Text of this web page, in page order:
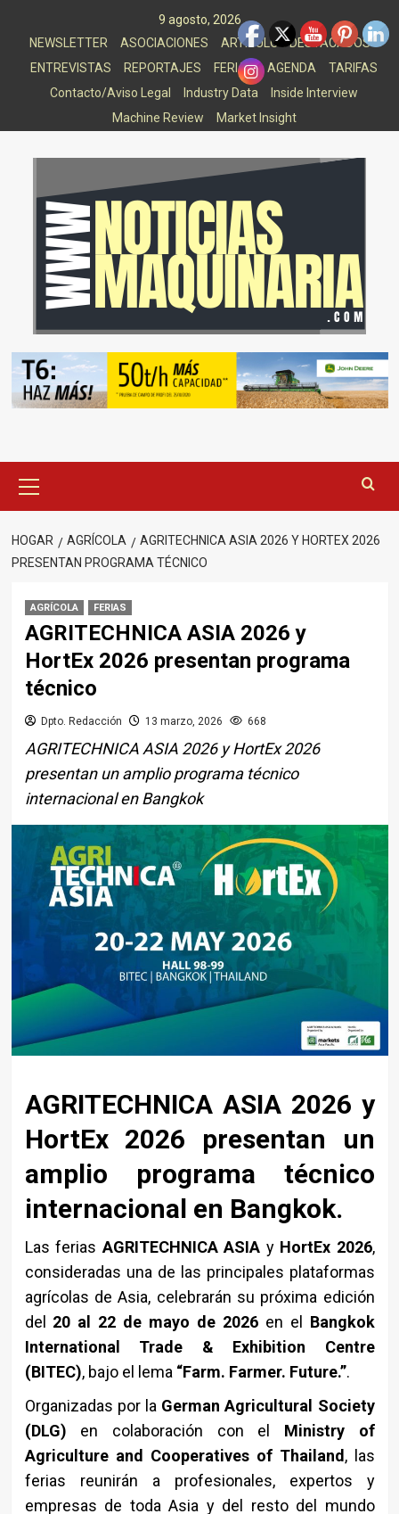
9 agosto, 2026
NEWSLETTER
ASOCIACIONES
ARTICULOS DESTACADOS
ENTREVISTAS
REPORTAJES FERIAS AGENDA
TARIFAS
Contacto/Aviso Legal
Industry Data
Inside Interview
Machine Review
Market Insight
principal
HOGAR AGRÍCOLA
AGRITECHNICA ASIA 2026 Y HORTEX 2026
PRESENTAN PROGRAMA TÉCNICO
AGRÍCOLA FERIAS
AGRITECHNICA ASIA 2026 y
HortEx 2026 presentan programa
técnico
Dpto. Redacción 13 marzo, 2026 668
AGRITECHNICA ASIA 2026 y HortEx 2026
presentan un amplio programa técnico
internacional en Bangkok
AGRITECHNICA ASIA 2026 y
HortEx 2026 presentan un
amplio programa técnico
internacional en Bangkok.
Las feriasAGRITECHNICA ASIA y HortEx 2026,
consideradas una de las principales plataformas
agrícolas de Asia, celebrarán su próxima edición
del 20 al 22 de mayo de 2026en el Bangkok
International Trade & Exhibition Centre
(BITEC), bajo el lema “Farm. Farmer. Future.”.
Organizadas por la German Agricultural Society
(DLG) en colaboración con el Ministry of
Agriculture and Cooperatives of Thailand, las
ferias reunirán a profesionales, expertos y
empresas de toda Asia y del resto del mundo